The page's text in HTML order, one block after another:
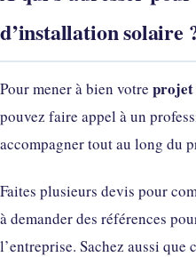
d’installation solaire
Pour mener à bien votre projet
pouvez faire appel à un
accompagner tout au long du
Faites plusieurs devis pour
à demander des références
l’entreprise. Sachez aussi que